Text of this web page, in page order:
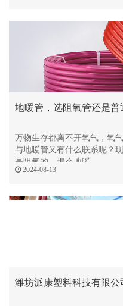
地暖管，选阻氧管还是普
万物生存都离不开氧气，氧
与地暖管又有什么联系呢？
是阻氧的，那么地暖
2024-08-13
潍坊派康塑料科技有限公